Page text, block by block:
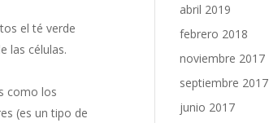
el té verde
las células.
como los
(es un tipo de
abril 2019
febrero 2018
noviembre 2017
septiembre 2017
junio 2017